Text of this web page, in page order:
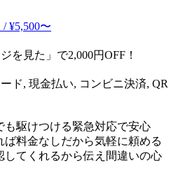
¥5,500〜
を見た」で2,000円OFF！
ド, 現金払い, コンビニ決済, QR
も駆けつける緊急対応で安心
ば料金なしだから気軽に頼める
してくれるから伝え間違いの心